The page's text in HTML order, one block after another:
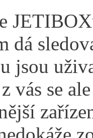
dá
jsou
vás se